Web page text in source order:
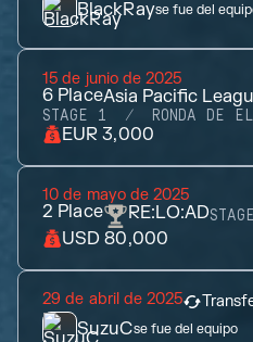
BlackRayse fue del
15 de junio de 2025
6 PlaceAsia Pacific
STAGE 1 RONDA DE
EUR 3,000
10 de mayo de 2025
2 Place RE:LO:AD
USD 80,000
29 de abril de 2025
SuzuCse fue del equipo